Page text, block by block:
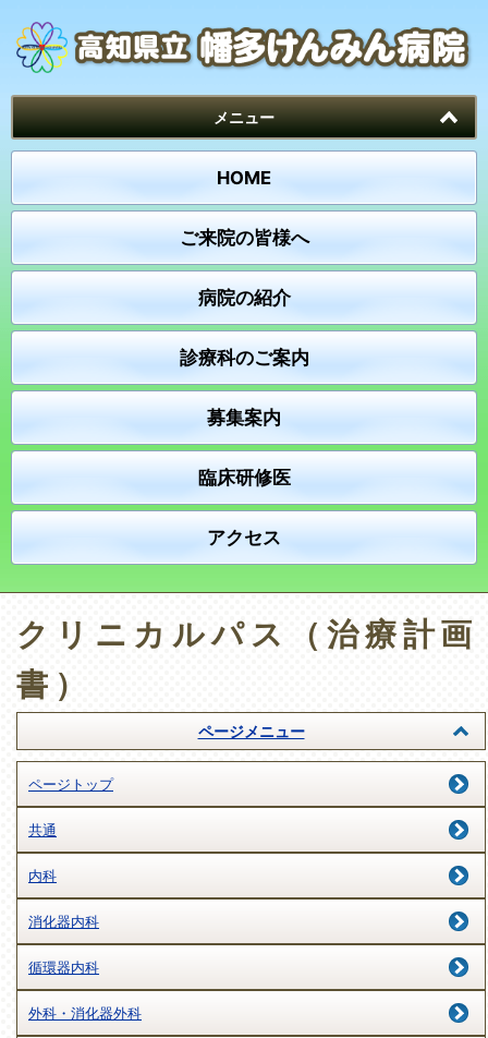
メニュー
HOME
ご来院の皆様へ
病院の紹介
診療科のご案内
募集案内
臨床研修医
アクセス
クリニカルパス（治療計画
書）
ページメニュー
ページトップ
共通
内科
消化器内科
循環器内科
外科・消化器外科